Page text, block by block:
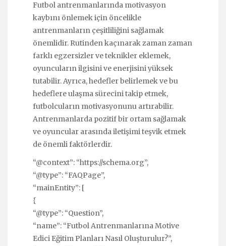
Futbol antrenmanlarında motivasyon
kaybını önlemek için öncelikle
antrenmanların çeşitliliğini sağlamak
önemlidir. Rutinden kaçınarak zaman zaman
farklı egzersizler ve teknikler eklemek,
oyuncuların ilgisini ve enerjisini yüksek
tutabilir. Ayrıca, hedefler belirlemek ve bu
hedeflere ulaşma sürecini takip etmek,
futbolcuların motivasyonunu artırabilir.
Antrenmanlarda pozitif bir ortam sağlamak
ve oyuncular arasında iletişimi teşvik etmek
de önemli faktörlerdir.
“@context”: “https://schema.org”,
“@type”: “FAQPage”,
“mainEntity”: [
{
“@type”: “Question”,
“name”: “Futbol Antrenmanlarına Motive
Edici Eğitim Planları Nasıl Oluşturulur?”,